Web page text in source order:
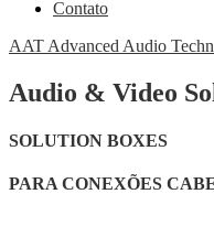
Contato
AAT Advanced Audio
Audio & Video
SOLUTION BOXES
PARA CONEXÕES